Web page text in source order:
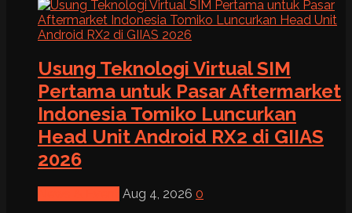
Usung Teknologi Virtual SIM
Pertama untuk Pasar Aftermarket
Indonesia Tomiko Luncurkan
Head Unit Android RX2 di GIIAS
2026
Aug 4, 2026 0